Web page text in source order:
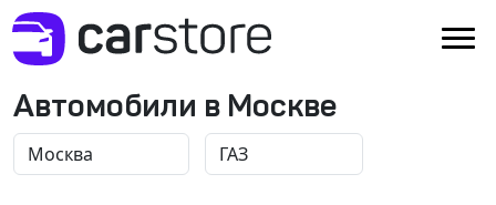
Автомобили в Москве